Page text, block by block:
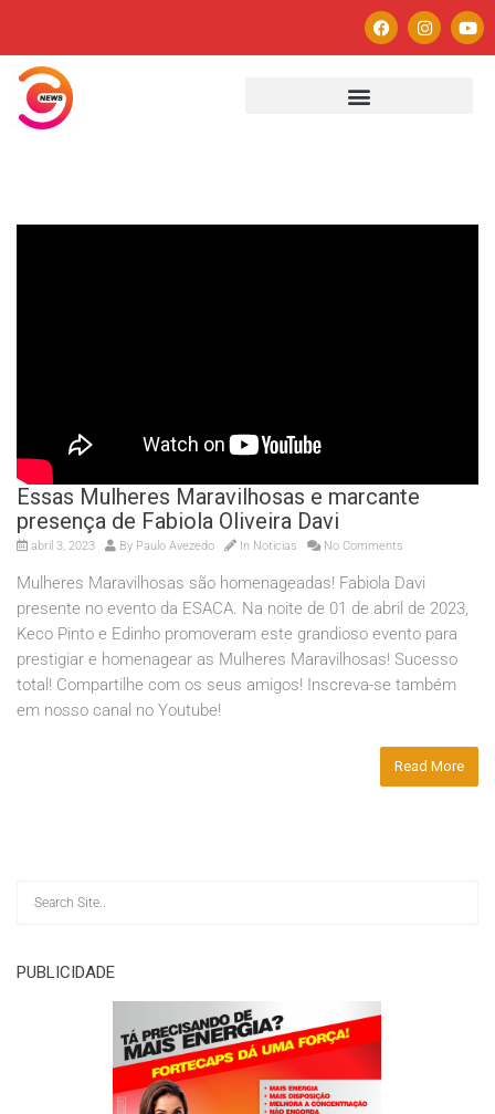
Essas Mulheres Maravilhosas e marcante
presença de Fabiola Oliveira Davi
abril 3, 2023 By Paulo Avezedo In Noticias No Comments
Mulheres Maravilhosas são homenageadas! Fabiola Davi
presente no evento da ESACA. Na noite de 01 de abril de 2023,
Keco Pinto e Edinho promoveram este grandioso evento para
prestigiar e homenagear as Mulheres Maravilhosas! Sucesso
total! Compartilhe com os seus amigos! Inscreva-se também
em nosso canal no Youtube!
Read More
PUBLICIDADE